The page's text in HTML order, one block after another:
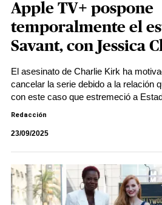
Apple TV+ pospone
temporalmente el
Savant, con Jessica
El asesinato de Charlie Kirk ha
cancelar la serie debido a la relación
con este caso que estremeció a
Redacción
23/09/2025